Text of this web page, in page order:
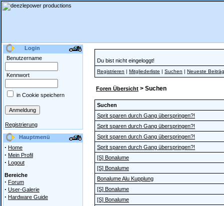
Login
Benutzername
Kennwort
in Cookie speichern
Registrierung
Hauptmenü
· Home
· Mein Profil
· Logout
Bereiche
· Forum
· User-Galerie
· Hardware Guide
Du bist nicht eingeloggt!
Registrieren | Mitgliederliste | Suchen | Neueste
Foren Übersicht > Suchen
Suchen
Sprit sparen durch Gang überspringen?!
Sprit sparen durch Gang überspringen?!
Sprit sparen durch Gang überspringen?!
Sprit sparen durch Gang überspringen?!
[S] Bonalume
[S] Bonalume
Bonalume Alu Kupplung
[S] Bonalume
[S] Bonalume